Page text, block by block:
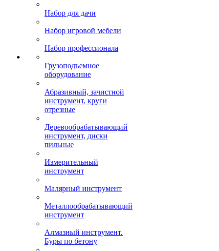
Набор для дачи
Набор игровой мебели
Набор профессионала
Грузоподъемное
оборудование
Абразивный, зачистной
инструмент, круги
отрезные
Деревообрабатывающий
инструмент, диски
пильные
Измерительный
инструмент
Малярный инструмент
Металлообрабатывающий
инструмент
Алмазный инструмент.
Буры по бетону